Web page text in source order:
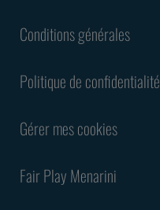
Conditions générales
Politique de confidentialité
Gérer mes cookies
Fair Play Menarini